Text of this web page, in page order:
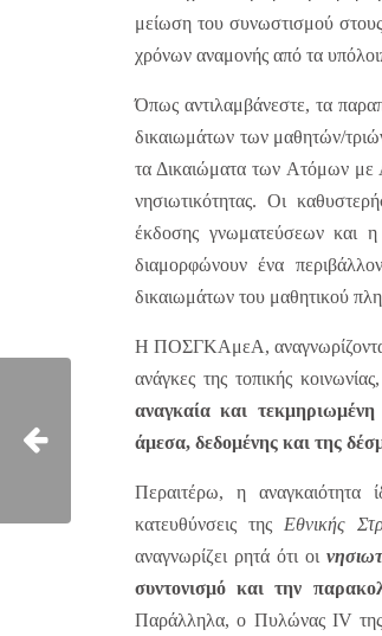
μείωση του συνωστισμού
χρόνων αναμονής από τα
Όπως αντιλαμβάνεστε, τα
δικαιωμάτων των μαθητών/
τα Δικαιώματα των Ατόμων με
νησιωτικότητας. Οι
έκδοσης γνωματεύσεων και η
διαμορφώνουν ένα
δικαιωμάτων του μαθητικού
Η ΠΟΣΓΚΑμεΑ, αναγνωρίζοντας
ανάγκες της τοπικής
αναγκαία και
άμεσα, δεδομένης και της
Περαιτέρω, η
κατευθύνσεις της Εθνικής
αναγνωρίζει ρητά ότι οι
συντονισμό και την
Παράλληλα, ο Πυλώνας ΙV της